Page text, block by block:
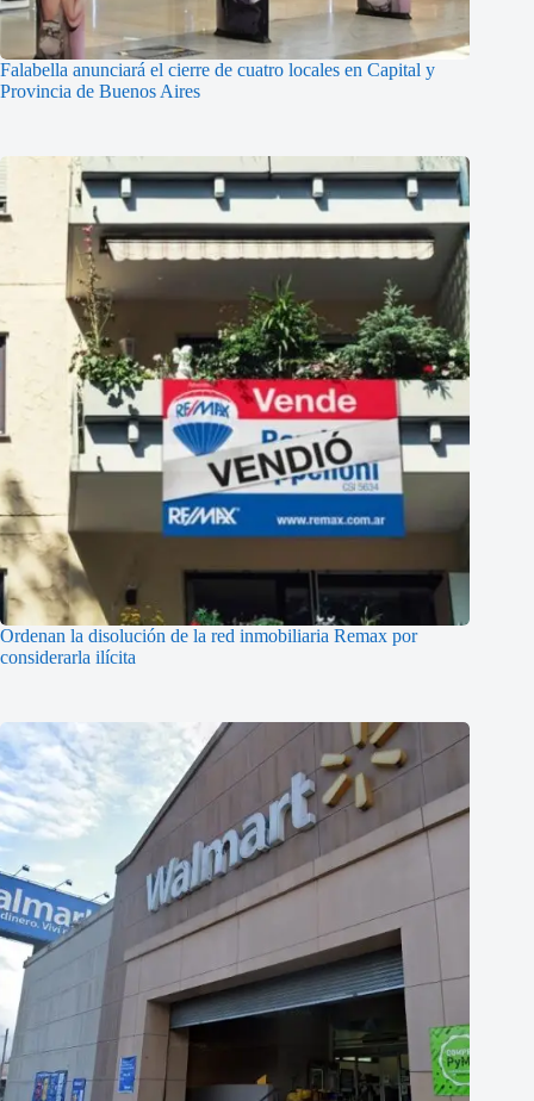
Falabella anunciará el cierre de cuatro locales en Capital y
Provincia de Buenos Aires
Ordenan la disolución de la red inmobiliaria Remax por
considerarla ilícita